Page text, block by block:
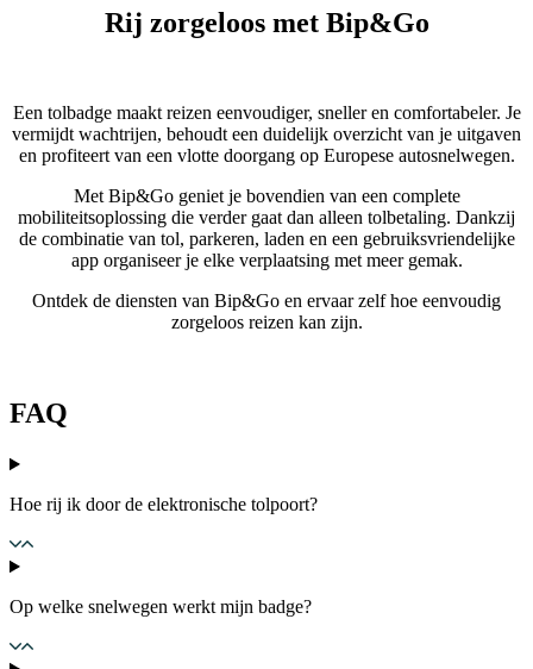
Rij zorgeloos met Bip&Go
Een tolbadge maakt reizen eenvoudiger, sneller en comfortabeler. Je
vermijdt wachtrijen, behoudt een duidelijk overzicht van je uitgaven
en profiteert van een vlotte doorgang op Europese autosnelwegen.
Met Bip&Go geniet je bovendien van een complete
mobiliteitsoplossing die verder gaat dan alleen tolbetaling. Dankzij
de combinatie van tol, parkeren, laden en een gebruiksvriendelijke
app organiseer je elke verplaatsing met meer gemak.
Ontdek de diensten van Bip&Go en ervaar zelf hoe eenvoudig
zorgeloos reizen kan zijn.
FAQ
Hoe rij ik door de elektronische tolpoort?
Op welke snelwegen werkt mijn badge?